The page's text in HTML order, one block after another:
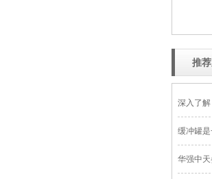
推
深入了
缓冲罐
华强中